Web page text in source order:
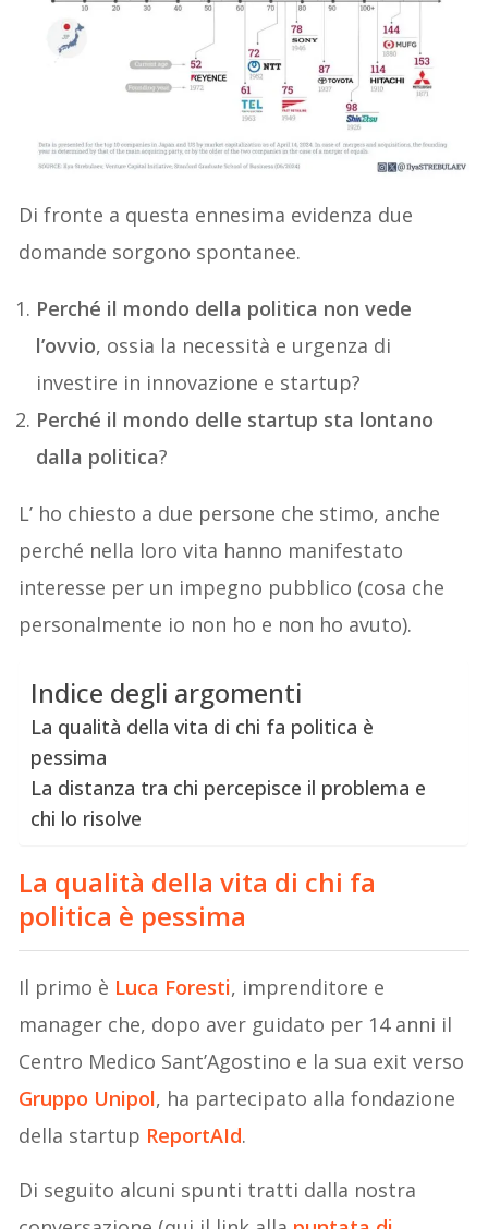
Di fronte a questa ennesima evidenza due
domande sorgono spontanee.
Perché il mondo della politica non vede
l’ovvio, ossia la necessità e urgenza di
investire in innovazione e startup?
Perché il mondo delle startup sta lontano
dalla politica?
L’ ho chiesto a due persone che stimo, anche
perché nella loro vita hanno manifestato
interesse per un impegno pubblico (cosa che
personalmente io non ho e non ho avuto).
Indice degli argomenti
La qualità della vita di chi fa politica è
pessima
La distanza tra chi percepisce il problema e
chi lo risolve
La qualità della vita di chi fa
politica è pessima
Il primo è Luca Foresti, imprenditore e
manager che, dopo aver guidato per 14 anni il
Centro Medico Sant’Agostino e la sua exit verso
Gruppo Unipol, ha partecipato alla fondazione
della startup ReportAId.
Di seguito alcuni spunti tratti dalla nostra